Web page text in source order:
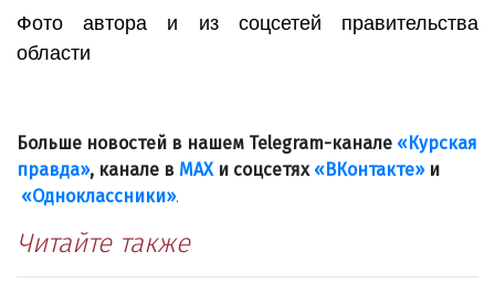
Фото автора и из соцсетей правительства
области
Больше новостей в нашем Telegram-канале «Курская
правда», канале в МАХ и соцсетях «ВКонтакте»и
«Одноклассники».
Читайте также